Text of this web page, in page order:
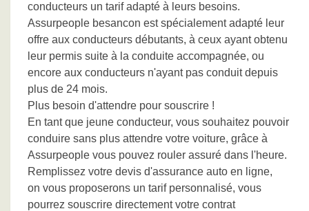
conducteurs un tarif adapté à leurs besoins.
Assurpeople besancon est spécialement adapté leur
offre aux conducteurs débutants, à ceux ayant obtenu
leur permis suite à la conduite accompagnée, ou
encore aux conducteurs n'ayant pas conduit depuis
plus de 24 mois.
Plus besoin d'attendre pour souscrire !
En tant que jeune conducteur, vous souhaitez pouvoir
conduire sans plus attendre votre voiture, grâce à
Assurpeople vous pouvez rouler assuré dans l'heure.
Remplissez votre devis d'assurance auto en ligne,
on vous proposerons un tarif personnalisé, vous
pourrez souscrire directement votre contrat